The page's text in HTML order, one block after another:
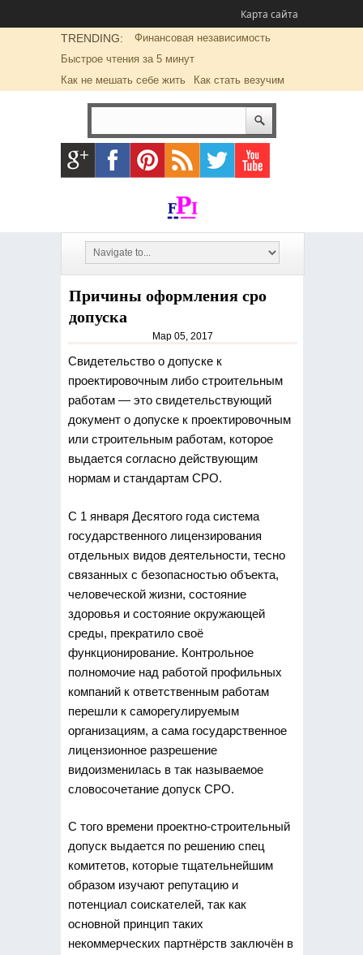
Карта сайта
TRENDING:
Финансовая независимость
Быстрое чтения за 5 минут
Как не мешать себе жить
Как стать везучим
Причины оформления сро
допуска
Мар 05, 2017
Свидетельство о допуске к
проектировочным либо строительным
работам — это свидетельствующий
документо допуске к проектировочным
или строительным работам, которое
выдается согласно действующим
нормам и стандартам СРО.
С 1 января Десятого года система
государственного лицензирования
отдельных видов деятельности, тесно
связанных с безопасностью объекта,
человеческой жизни, состояние
здоровья и состояние окружающей
среды, прекратило своё
функционирование. Контрольное
полномочие над работой профильных
компаний к ответственным работам
перешли к саморегулируемым
организациям, а сама государственное
лицензионное разрешение
видоизменилась в так называемое
словосочетание допуск СРО.
С того времени проектно-строительный
допуск выдается по решению спец
комитетов, которые тщательнейшим
образом изучают репутацию и
потенциал соискателей, так как
основной принцип таких
некоммерческих партнёрств заключён в